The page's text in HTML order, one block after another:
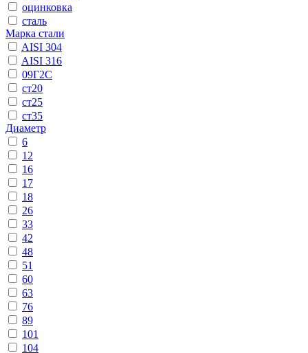
оцинковка
сталь
Марка стали
AISI 304
AISI 316
09Г2С
ст20
ст25
ст35
Диаметр
6
12
16
17
18
26
33
42
48
51
60
63
76
89
101
104